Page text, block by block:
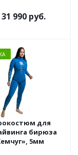
31 990 руб.
для
бирюза
5мм